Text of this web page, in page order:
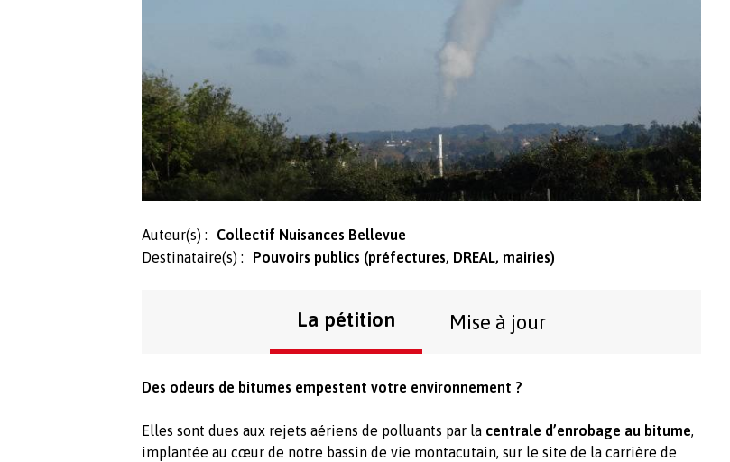
Auteur(s) :
Collectif Nuisances Bellevue
Destinataire(s) :
Pouvoirs publics (préfectures, DREAL, mairies)
La pétition Mise à jour
Des odeurs de bitumes empestent votre environnement ?
Elles sont dues aux rejets aériens de polluants par la centrale d’enrobage au bitume,
implantée au cœur de notre bassin de vie montacutain, sur le site de la carrière de